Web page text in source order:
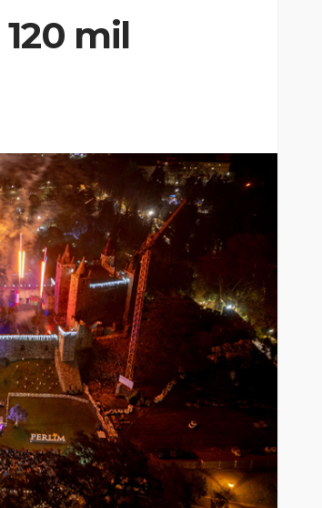
mil
Abner González foi o
melhor da Feirense-
Beeceler na primeira etapa
da Volta a Portugal
Rádio Sintonia 12 horas atrás